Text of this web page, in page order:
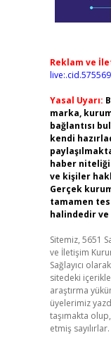
Reklam ve
Yasal Uyarı:
marka,
bağlantısı
kendi
haber
ve kişiler
Gerçek
tamamen
halindedir
Sitemiz, 5651
ve İletişim
Sağlayıcı
sitedeki
araştırma
üyelerimiz
taşımakta
etmiş sayılırlar.